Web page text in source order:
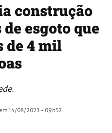
construção
esgoto que
de 4 mil
14/08/2023 - 09h52